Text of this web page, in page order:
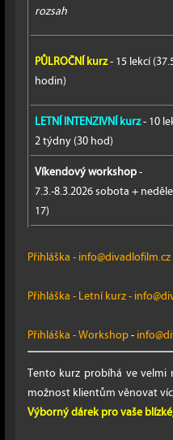
rozsah
PŮLROČNÍ kurz- 15 lekcí
hodin)
LETNÍ INTENZIVNÍ kurz- 10
2 týdny (30 hod)
Víkendový workshop-
7.3.-8.3.2026 sobota +
17)
Přihláška-info@divadlofilm.cz
Přihláška - Letní kurz-
Přihláška - Workshop-
Tento kurz probíhá ve
možnost klientům věnovat
Výborný dárek pro vaše